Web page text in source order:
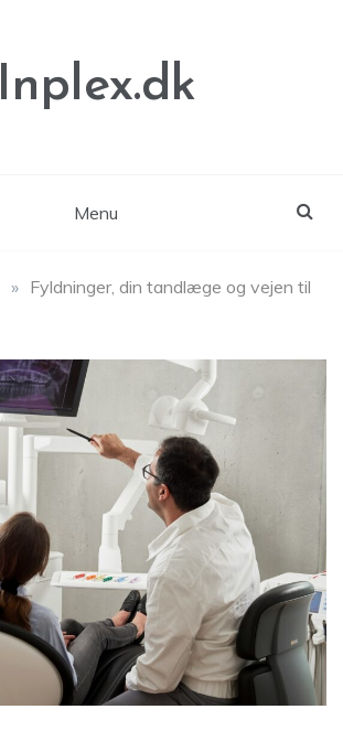
Inplex.dk
Menu
» Fyldninger, din tandlæge og vejen til